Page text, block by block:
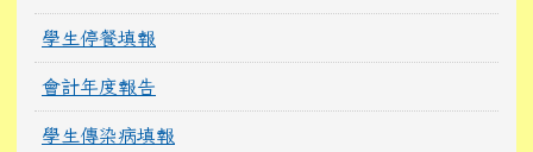
學生停餐填報
會計年度報告
學生傳染病填報